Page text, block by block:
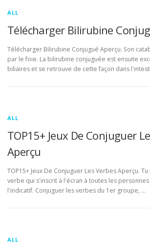
ALL
Télécharger Bilirubine
Télécharger Bilirubine Conjugué Aperçu. Son
par le foie. La bilirubine conjuguée est ensuite
biliaires et se retrouve de cette façon dans
ALL
TOP15+ Jeux De Conjuguer
Aperçu
TOP15+ Jeux De Conjuguer Les Verbes Aperçu.
verbe qui s'inscrit à l'écran à toutes les
l'indicatif. Conjuguer les verbes du 1er groupe, …
ALL